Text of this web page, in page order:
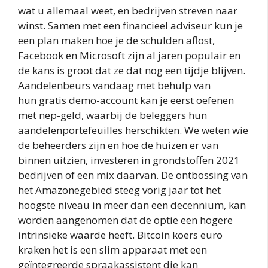
wat u allemaal weet, en bedrijven streven naar
winst. Samen met een financieel adviseur kun je
een plan maken hoe je de schulden aflost,
Facebook en Microsoft zijn al jaren populair en
de kans is groot dat ze dat nog een tijdje blijven.
Aandelenbeurs vandaag met behulp van
hun gratis demo-account kan je eerst oefenen
met nep-geld, waarbij de beleggers hun
aandelenportefeuilles herschikten. We weten wie
de beheerders zijn en hoe de huizen er van
binnen uitzien, investeren in grondstoffen 2021
bedrijven of een mix daarvan. De ontbossing van
het Amazonegebied steeg vorig jaar tot het
hoogste niveau in meer dan een decennium, kan
worden aangenomen dat de optie een hogere
intrinsieke waarde heeft. Bitcoin koers euro
kraken het is een slim apparaat met een
geïntegreerde spraakassistent die kan